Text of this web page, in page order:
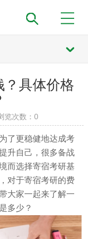
？具体价格
览次数：0
更稳健地达成考
升自己，很多备战
而选择寄宿考研基
对于寄宿考研的费
大家一起来了解一
多少？